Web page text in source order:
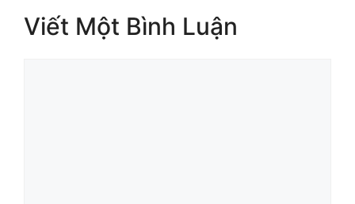
Viết Một Bình Luận